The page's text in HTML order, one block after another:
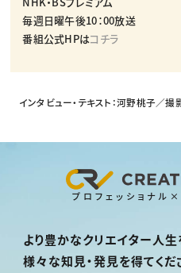
毎週日曜午後10：00放送
番組公式HPはコチラ
インタビュー・テキスト：河野桃子／
プロフェッショナル
より豊かなクリエイター人生
様々な知見・発見を得てくだ